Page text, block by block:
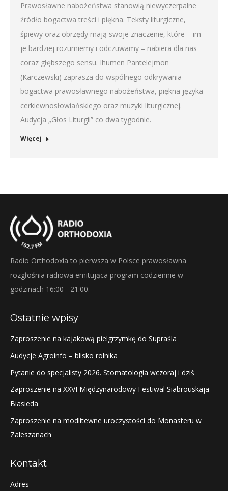
LINK
Prawosławne nabożeństwa stanowią niewyczerpalne
źródło bogactwa treści i piękna. Teksty liturgiczne,
śpiewy oraz obrzędy mają swoje znaczenie, które – im
je bardziej rozumiemy i odczuwamy – nabiera dla nas
coraz głębszego sensu. Ihumen Pantelejmon
(Karczewski) zaprasza do wspólnego odkrywania
bogactwa prawosławnego nabożeństwa, piękna języka
cerkiewnosłowiańskiego oraz muzyki liturgicznej.
Audycja „Głos Liturgii” co dwa tygodnie.
Więcej
Radio Orthodoxia to pierwsza w Polsce prawosławna
rozgłośnia radiowa emitująca program codziennie w
godzinach 16:00 - 21:00.
Ostatnie wpisy
Zaproszenie na kajakową pielgrzymkę do Supraśla
Audycje Agroinfo – blisko rolnika
Pytanie do specjalisty 2026. Stomatologia wczoraj i dziś
Zaproszenie na XXVI Międzynarodowy Festiwal Siabrouskaja
Biasieda
Zaproszenie na modlitewne uroczystości do Monasteru w
Zaleszanach
Kontakt
Adres